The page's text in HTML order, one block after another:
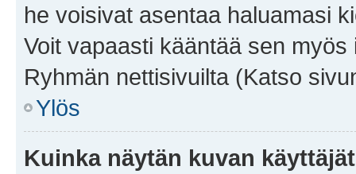
he voisivat asentaa haluamasi
Voit vapaasti kääntää sen
Ryhmän nettisivuilta (Katso
Ylös
Kuinka näytän kuvan